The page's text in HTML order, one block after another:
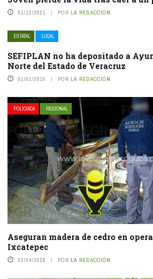
01/12/2021 POR LA REDACCIÓN
ESTATAL LOCAL
SEFIPLAN no ha depositado a
Norte del Estado de Veracruz
01/01/2015 POR LA REDACCIÓN
POLICIACA REGIONAL
Aseguran madera de cedro en
Ixcatepec
03/04/2026 POR LA REDACCIÓN